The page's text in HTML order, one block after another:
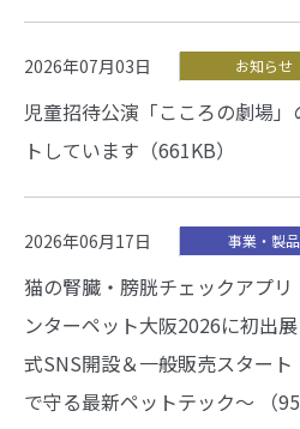
2026年07月03日 お知らせ
児童招待公演「こころの劇場
トしています（661KB）
2026年06月17日 事業・製品
猫の腎臓・膀胱チェックアプ
ンターペット大阪2026に初出
式SNS開設＆一般販売スター
で守る最新ペットテック～ （